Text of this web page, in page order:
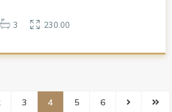
3 230.00
3 4 5 6